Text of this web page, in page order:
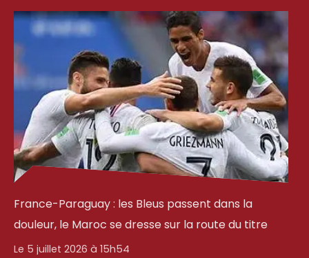
France-Paraguay : les Bleus passent dans la
douleur, le Maroc se dresse sur la route du titre
Le 5 juillet 2026 à 15h54